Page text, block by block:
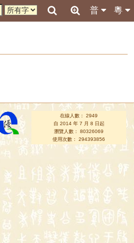
粵
普
在線人數： 2949
自 2014 年 7 月 8 日起
瀏覽人數： 80326069
使用次數： 294393856